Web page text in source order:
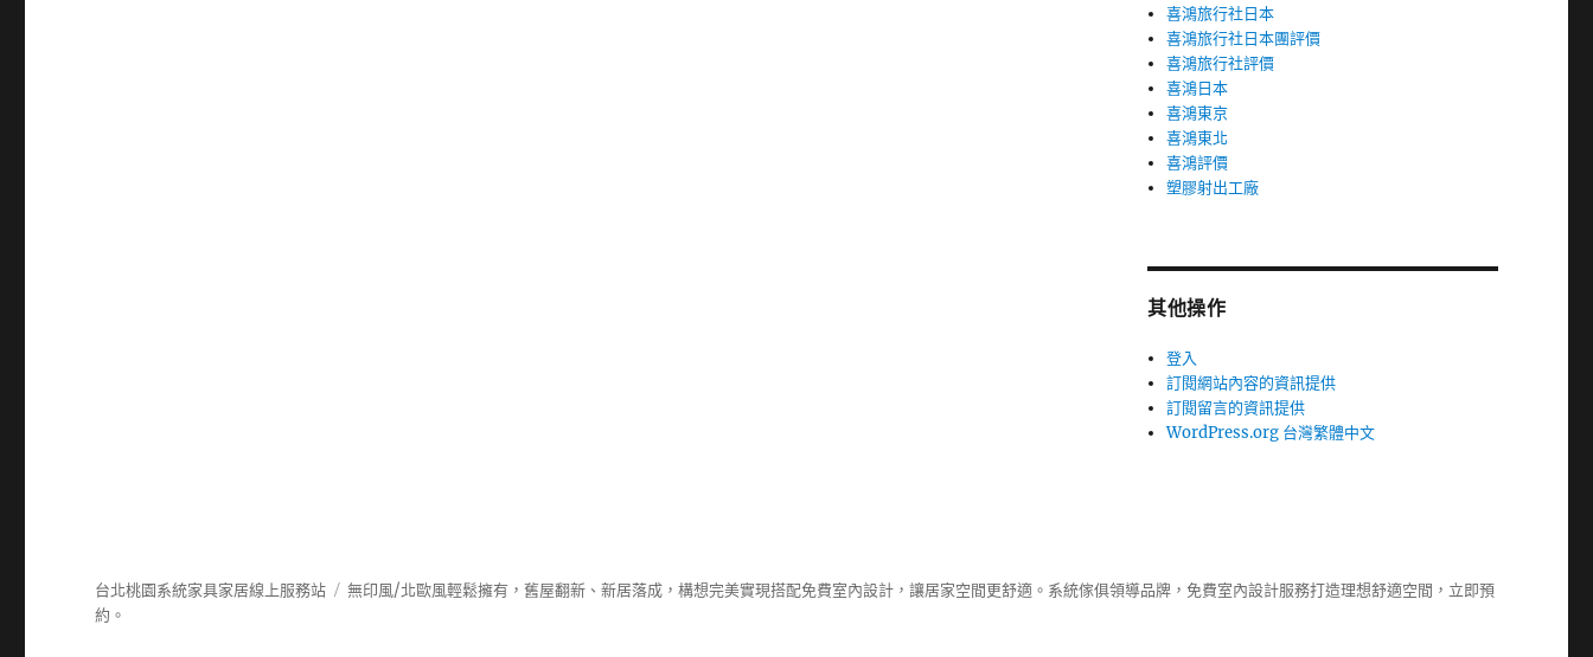
喜鴻旅行社日本
喜鴻旅行社日本團評價
喜鴻旅行社評價
喜鴻日本
喜鴻東京
喜鴻東北
喜鴻評價
塑膠射出工廠
其他操作
登入
訂閱網站內容的資訊提供
訂閱留言的資訊提供
WordPress.org 台灣繁體中文
台北桃園系統家具家居線上服務站 無印風/北歐風輕鬆擁有，舊屋翻新、新居落成，構想完美實現搭配免費室內設計，讓居家空間更舒適。 系統傢俱領導品牌，免費室內設計服務打造理想舒適空間，立即預
約。